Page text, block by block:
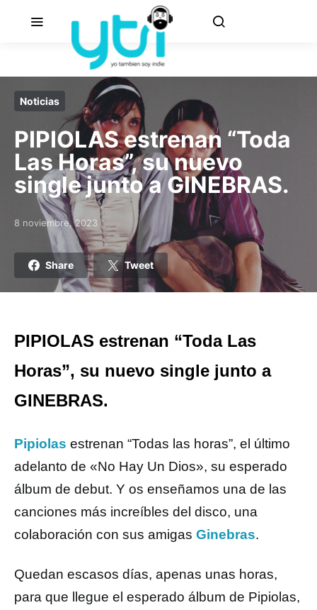
Noticias
PIPIOLAS estrenan “Toda
Las Horas”, su nuevo
single junto a GINEBRAS.
Posted on
8 noviembre, 2023
Share Tweet
PIPIOLAS estrenan “Toda Las
Horas”, su nuevo single junto a
GINEBRAS.
Pipiolas estrenan “Todas las horas”, el último
adelanto de «No Hay Un Dios», su esperado
álbum de debut. Y os enseñamos una de las
canciones más increíbles del disco, una
colaboración con sus amigas Ginebras.
Quedan escasos días, apenas unas horas,
para que llegue el esperado álbum de Pipiolas,